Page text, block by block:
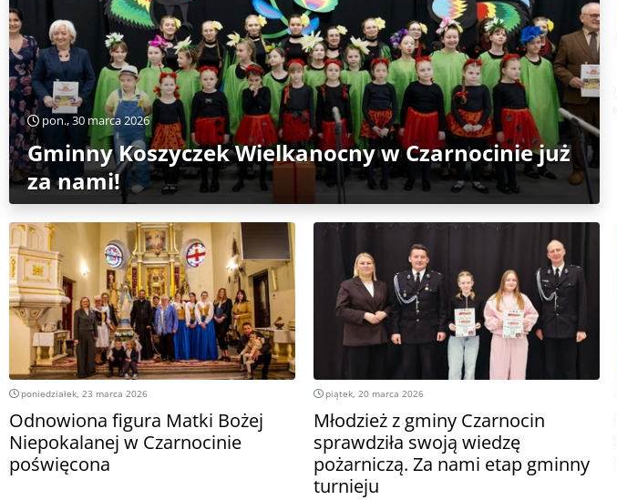
pon., 30 marca 2026
Gminny Koszyczek Wielkanocny w Czarnocinie już
za nami!
poniedziałek, 23 marca 2026
Odnowiona figura Matki Bożej
Niepokalanej w Czarnocinie
poświęcona
piątek, 20 marca 2026
Młodzież z gminy Czarnocin
sprawdziła swoją wiedzę
pożarniczą. Za nami etap gminny
turnieju